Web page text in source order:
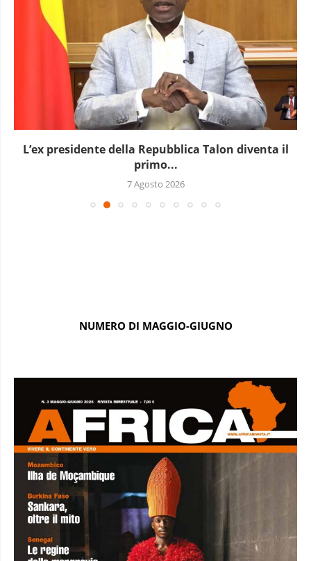
L’Uganda ha approvato l’invio di truppe a Gaza
7 Agosto 2026